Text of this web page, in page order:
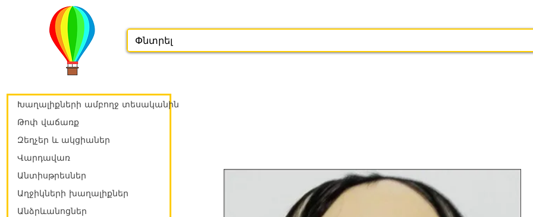
Խաղալիքների ամբողջ տեսականին
Թոփ վաճառք
Զեղչեր և ակցիաներ
Վարդավառ
Անտիսթրեսներ
Աղջիկների խաղալիքներ
Անձրևանոցներ